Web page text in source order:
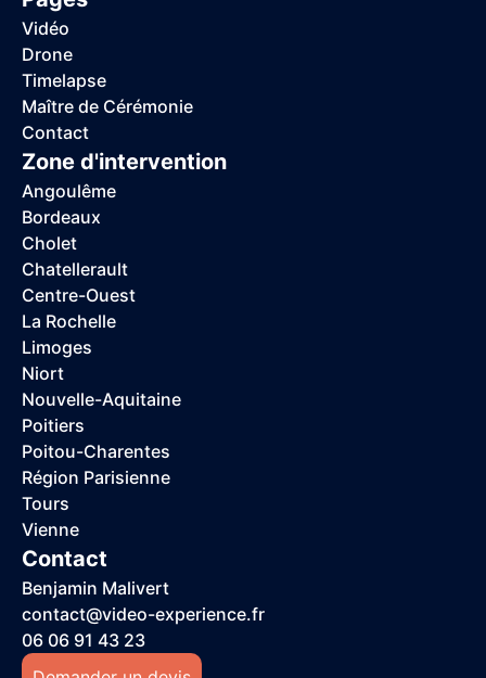
Vidéo
Drone
Timelapse
Maître de Cérémonie
Contact
Zone d'intervention
Angoulême
Bordeaux
Cholet
Chatellerault
Centre-Ouest
La Rochelle
Limoges
Niort
Nouvelle-Aquitaine
Poitiers
Poitou-Charentes
Région Parisienne
Tours
Vienne
Contact
Benjamin Malivert
contact@video-experience.fr
06 06 91 43 23